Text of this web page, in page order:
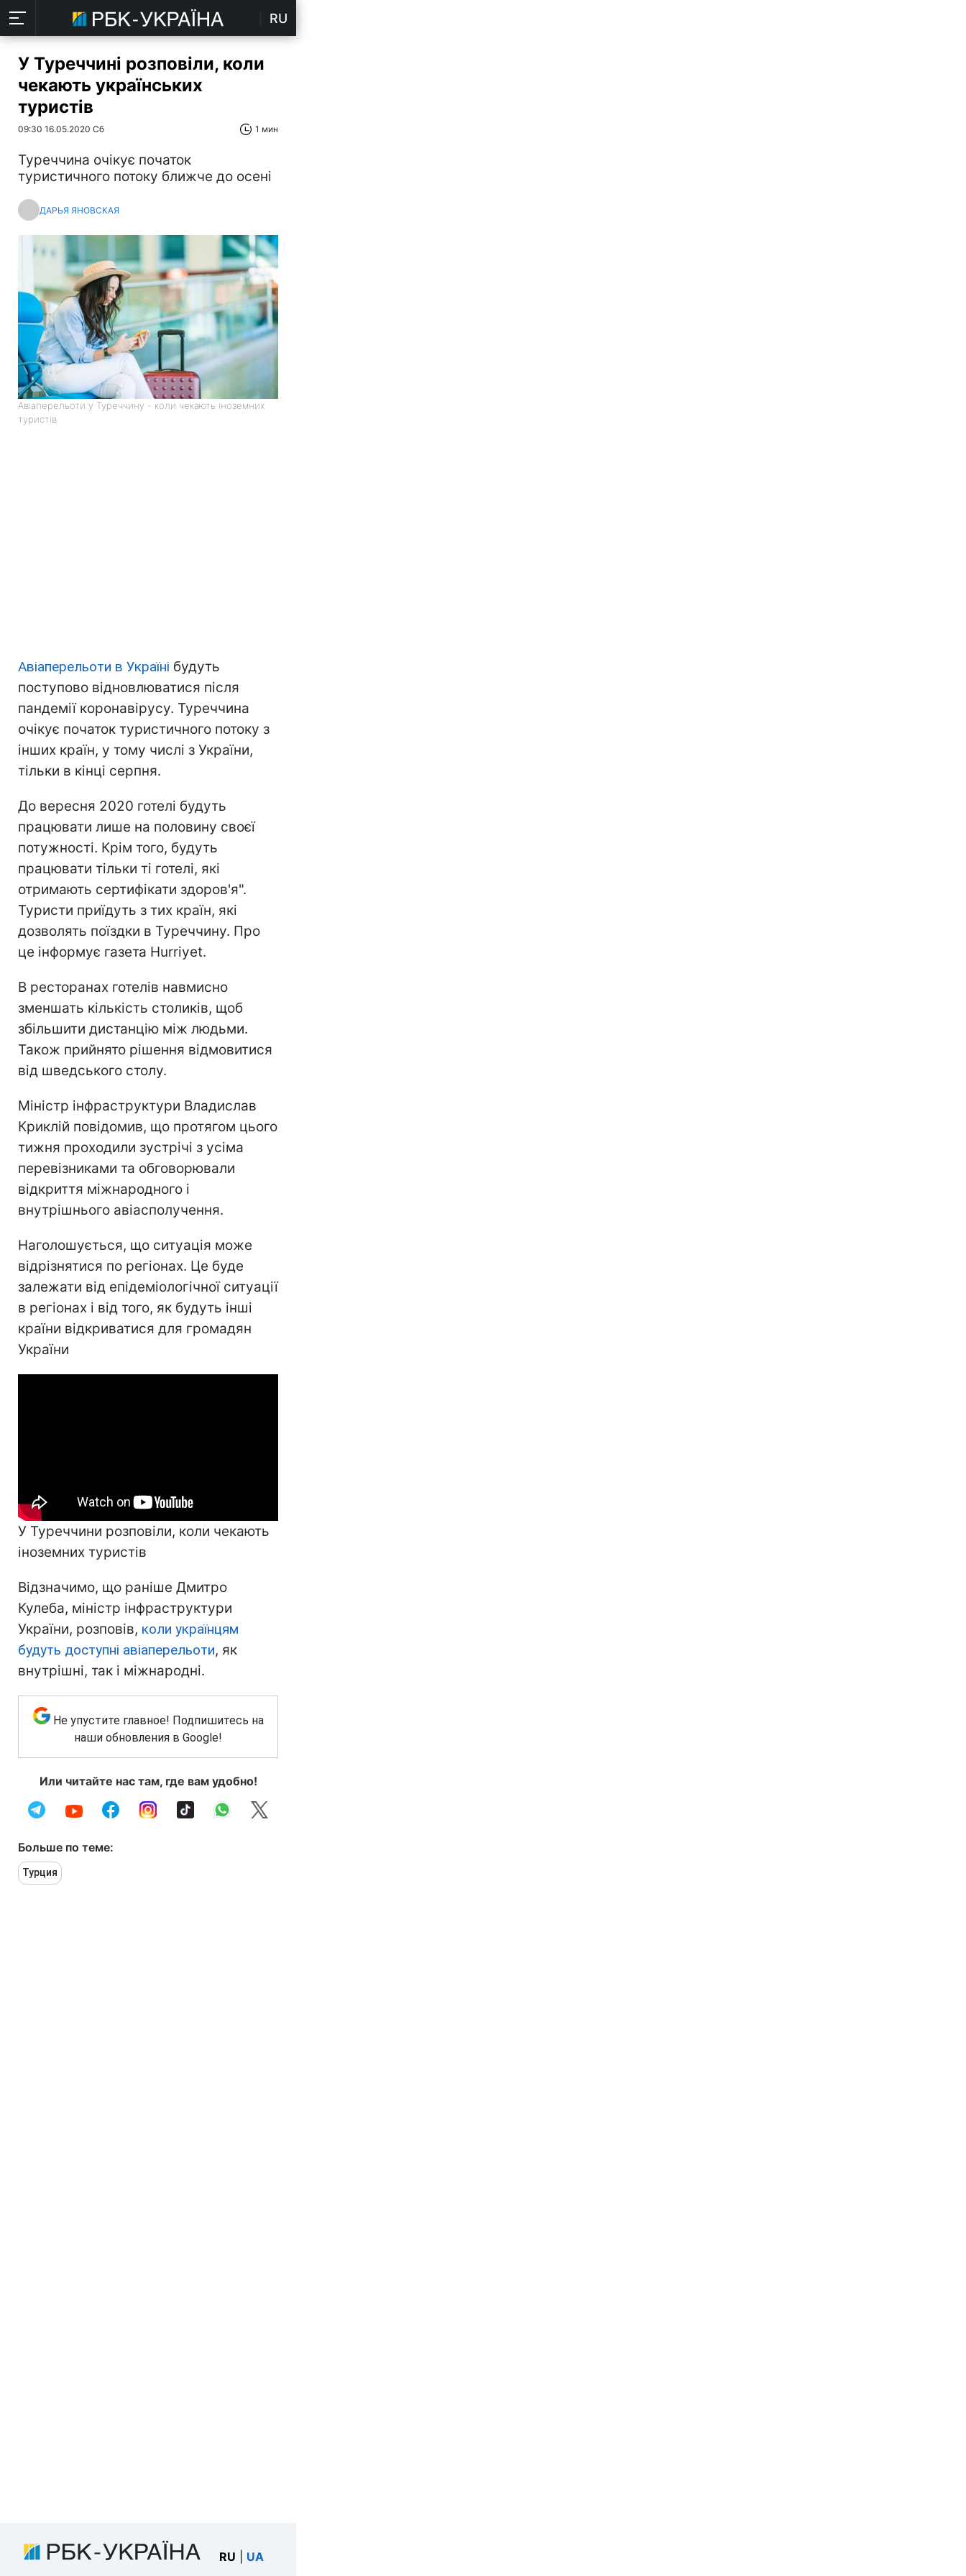
RU
У Туреччині розповіли, коли
чекають українських
туристів
09:30 16.05.2020 Сб 1 мин
Туреччина очікує початок
туристичного потоку ближче до осені
ДАРЬЯ ЯНОВСКАЯ
Авіаперельоти у Туреччину - коли чекають іноземних
туристів
Авіаперельоти в Україні будуть
поступово відновлюватися після
пандемії коронавірусу. Туреччина
очікує початок туристичного потоку з
інших країн, у тому числі з України,
тільки в кінці серпня.
До вересня 2020 готелі будуть
працювати лише на половину своєї
потужності. Крім того, будуть
працювати тільки ті готелі, які
отримають сертифікати здоров'я".
Туристи приїдуть з тих країн, які
дозволять поїздки в Туреччину. Про
це інформує газета Hurriyet.
В ресторанах готелів навмисно
зменшать кількість столиків, щоб
збільшити дистанцію між людьми.
Також прийнято рішення відмовитися
від шведського столу.
Міністр інфраструктури Владислав
Криклій повідомив, що протягом цього
тижня проходили зустрічі з усіма
перевізниками та обговорювали
відкриття міжнародного і
внутрішнього авіасполучення.
Наголошується, що ситуація може
відрізнятися по регіонах. Це буде
залежати від епідеміологічної ситуації
в регіонах і від того, як будуть інші
країни відкриватися для громадян
України
У Туреччини розповіли, коли чекають
іноземних туристів
Відзначимо, що раніше Дмитро
Кулеба, міністр інфраструктури
України, розповів, коли українцям
будуть доступні авіаперельоти, як
внутрішні, так і міжнародні.
Не упустите главное! Подпишитесь на
наши обновления в Google!
Или читайте нас там, где вам удобно!
Больше по теме:
Турция
RU UA